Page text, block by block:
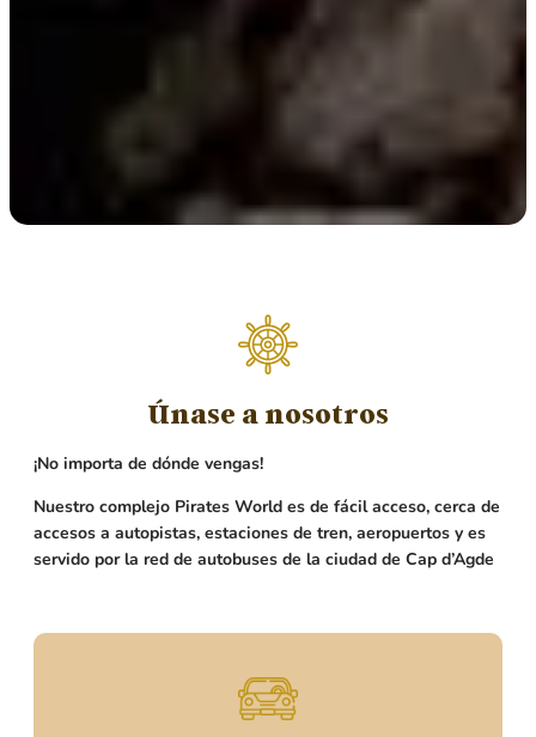
Únase a nosotros
¡No importa de dónde vengas!
Nuestro complejo Pirates World es de fácil acceso, cerca de
accesos a autopistas, estaciones de tren, aeropuertos y es
servido por la red de autobuses de la ciudad de Cap d’Agde